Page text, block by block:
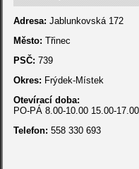
Adresa: Jablunkovská 172
Město: Třinec
PSČ: 739
Okres: Frýdek-Místek
Otevírací doba:
PO-PÁ 8.00-10.00 15.00-
Telefon: 558 330 693